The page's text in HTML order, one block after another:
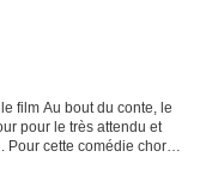
film Au bout du conte, le
pour le très attendu et
cette comédie chorale